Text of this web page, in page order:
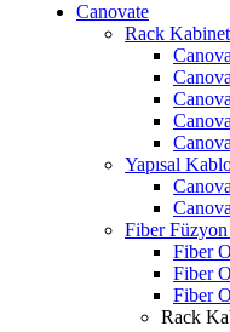
Canovate
Rack
Yapısal
Fiber
Fiber
Fiber
Fiber
Rack